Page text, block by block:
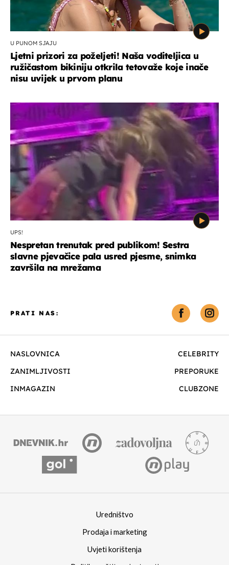
U PUNOM SJAJU
Ljetni prizori za poželjeti! Naša voditeljica u
ružičastom bikiniju otkrila tetovaže koje inače
nisu uvijek u prvom planu
UPS!
Nespretan trenutak pred publikom! Sestra
slavne pjevačice pala usred pjesme, snimka
završila na mrežama
NASLOVNICA
CELEBRITY
ZANIMLJIVOSTI
PREPORUKE
INMAGAZIN
CLUBZONE
PRATI NAS:
Uredništvo
Prodaja i marketing
Uvjeti korištenja